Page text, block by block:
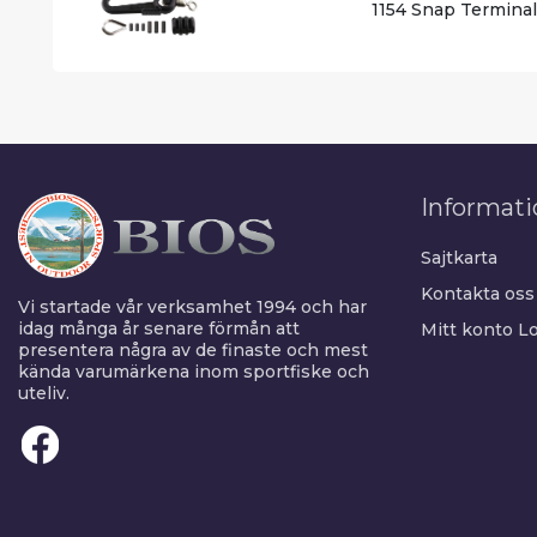
1154 Snap
Vi startade vår verksamhet 1994 och har
idag många år senare förmån att
presentera några av de finaste och mest
kända varumärkena inom sportfiske och
uteliv.
Sajtkarta
Kontakta oss
Mitt konto